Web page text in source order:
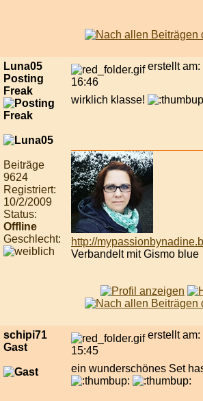
Luna05
Posting
Freak
Beiträge
9624
Registriert:
10/2/2009
Status:
Offline
Geschlecht:
erstellt am:
16:46
wirklich klasse!
http://
Verbandelt mit Gismo blue
schipi71
Gast
erstellt am:
15:45
ein wunderschönes Set